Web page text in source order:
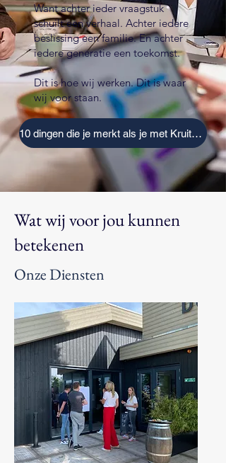
Want achter ieder vraagstuk
schuilt een verhaal. Achter iedere
beslissing een familie. En achter
iedere generatie een toekomst.
Dit is hoe wij werken. Dit is waar
wij voor staan.
10 dingen die je merkt als je met Kruithof & Partners werkt
Wat wij voor jou kunnen
betekenen
Onze Diensten